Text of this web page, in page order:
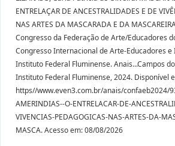
ENTRELAÇAR DE ANCESTRALIDADES E DE
NAS ARTES DA MASCARADA E DA
Congresso da Federação de Arte/Educadores
Congresso Internacional de Arte-Educadores e
Instituto Federal Fluminense. Anais...Campos
Instituto Federal Fluminense, 2024. Disponível
https//www.even3.com.br/anais/confaeb2024/
AMERINDIAS--O-ENTRELACAR-DE-
VIVENCIAS-PEDAGOGICAS-NAS-ARTES-DA-
MASCA. Acesso em: 08/08/2026